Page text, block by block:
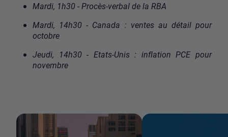
Mardi, 1h30 - Procès-verbal de la RBA
Mardi, 14h30 - Canada : ventes au détail pour
octobre
Jeudi, 14h30 - Etats-Unis : inflation PCE pour
novembre